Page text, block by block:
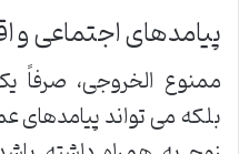
پیامدهای اجتماعی
ممنوع الخروجی،
بلکه می تواند پیامدهای